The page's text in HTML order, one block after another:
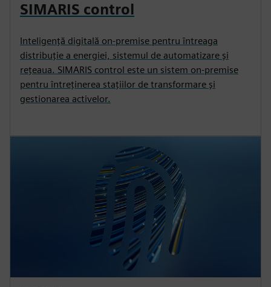
SIMARIS control
Inteligență digitală on-premise pentru întreaga
distribuție a energiei, sistemul de automatizare și
rețeaua. SIMARIS control este un sistem on-premise
pentru întreținerea stațiilor de transformare și
gestionarea activelor.